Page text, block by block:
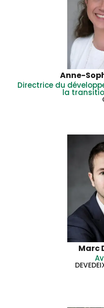
Anne-
Directrice du
la
Marc